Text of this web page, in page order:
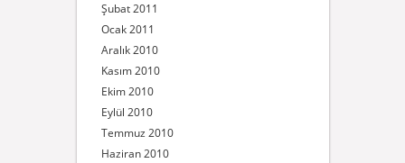
Şubat 2011
Ocak 2011
Aralık 2010
Kasım 2010
Ekim 2010
Eylül 2010
Temmuz 2010
Haziran 2010